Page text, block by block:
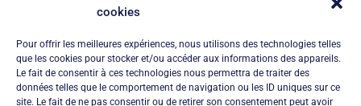
cookies
Pour offrir les meilleures expériences, nous utilisons des technologies telles
que les cookies pour stocker et/ou accéder aux informations des appareils.
Le fait de consentir à ces technologies nous permettra de traiter des
données telles que le comportement de navigation ou les ID uniques sur ce
site. Le fait de ne pas consentir ou de retirer son consentement peut avoir